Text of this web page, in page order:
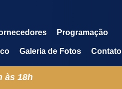
Programação
Galeria de Fotos Contato
às 18h